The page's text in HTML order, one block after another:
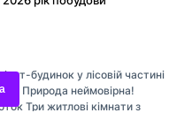
будинок у лісовій частині
Природа неймовірна!
Три житлові кімнати з